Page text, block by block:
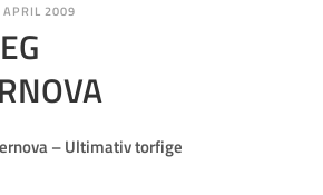
APRIL 2009
– Ultimativ torfige